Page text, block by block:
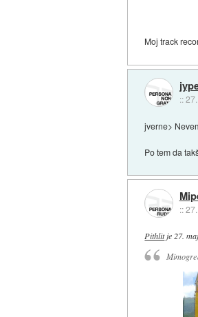
Moj track
::
jverne>
Po tem da
::
Pithlitje 27.